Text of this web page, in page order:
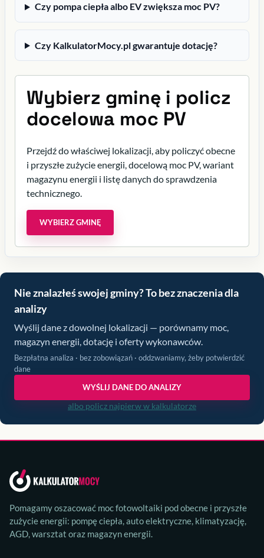
Czy pompa ciepła albo EV zwiększa moc PV?
Czy KalkulatorMocy.pl gwarantuje dotację?
Wybierz gminę i policz
docelowa moc PV
Przejdź do właściwej lokalizacji, aby policzyć obecne
i przyszłe zużycie energii, docelową moc PV, wariant
magazynu energii i listę danych do sprawdzenia
technicznego.
WYBIERZ GMINĘ
Nie znalazłeś swojej gminy? To bez znaczenia dla
analizy
Wyślij dane z dowolnej lokalizacji — porównamy moc,
magazyn energii, dotację i oferty wykonawców.
Bezpłatna analiza · bez zobowiązań · oddzwaniamy, żeby potwierdzić
dane
WYŚLIJ DANE DO ANALIZY
albo policz najpierw w kalkulatorze
Pomagamy oszacować moc fotowoltaiki pod obecne i przyszłe
zużycie energii: pompę ciepła, auto elektryczne, klimatyzację,
AGD, warsztat oraz magazyn energii.